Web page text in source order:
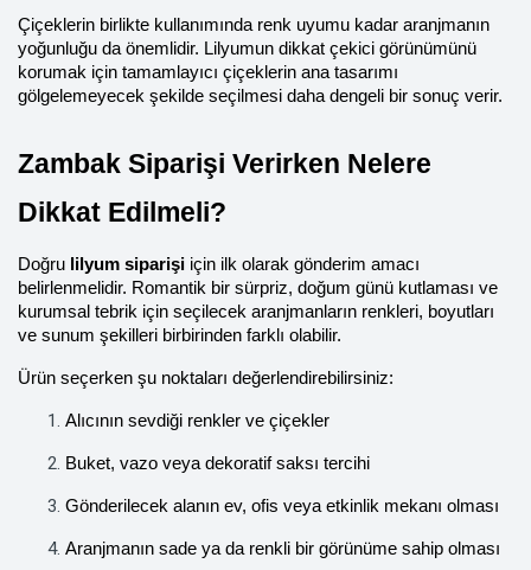
Çiçeklerin birlikte kullanımında renk uyumu kadar aranjmanın
yoğunluğu da önemlidir. Lilyumun dikkat çekici görünümünü
korumak için tamamlayıcı çiçeklerin ana tasarımı
gölgelemeyecek şekilde seçilmesi daha dengeli bir sonuç verir.
Zambak Siparişi Verirken Nelere
Dikkat Edilmeli?
Doğru lilyum siparişi için ilk olarak gönderim amacı
belirlenmelidir. Romantik bir sürpriz, doğum günü kutlaması ve
kurumsal tebrik için seçilecek aranjmanların renkleri, boyutları
ve sunum şekilleri birbirinden farklı olabilir.
Ürün seçerken şu noktaları değerlendirebilirsiniz:
Alıcının sevdiği renkler ve çiçekler
Buket, vazo veya dekoratif saksı tercihi
Gönderilecek alanın ev, ofis veya etkinlik mekanı olması
Aranjmanın sade ya da renkli bir görünüme sahip olması